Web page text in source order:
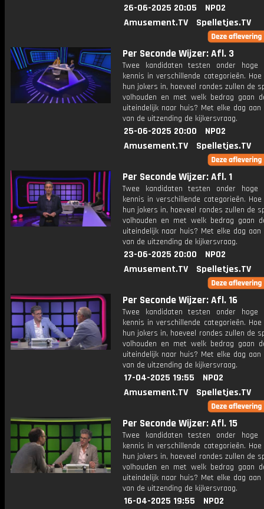
26-06-2025 20:05
NPO2
Amusement.TV
Spelletjes.TV
Per Seconde Wijzer: Afl. 3
Twee kandidaten testen onder hoge
kennis in verschillende categorieën.
hun jokers in, hoeveel rondes zullen de
volhouden en met welk bedrag gaan
uiteindelijk naar huis? Met elke dag
van de uitzending de kijkersvraag.
25-06-2025 20:00
NPO2
Amusement.TV
Spelletjes.TV
Per Seconde Wijzer: Afl. 1
Twee kandidaten testen onder hoge
kennis in verschillende categorieën.
hun jokers in, hoeveel rondes zullen de
volhouden en met welk bedrag gaan
uiteindelijk naar huis? Met elke dag
van de uitzending de kijkersvraag.
23-06-2025 20:00
NPO2
Amusement.TV
Spelletjes.TV
Per Seconde Wijzer: Afl. 16
Twee kandidaten testen onder hoge
kennis in verschillende categorieën.
hun jokers in, hoeveel rondes zullen de
volhouden en met welk bedrag gaan
uiteindelijk naar huis? Met elke dag
van de uitzending de kijkersvraag.
17-04-2025 19:55
NPO2
Amusement.TV
Spelletjes.TV
Per Seconde Wijzer: Afl. 15
Twee kandidaten testen onder hoge
kennis in verschillende categorieën.
hun jokers in, hoeveel rondes zullen de
volhouden en met welk bedrag gaan
uiteindelijk naar huis? Met elke dag
van de uitzending de kijkersvraag.
16-04-2025 19:55
NPO2